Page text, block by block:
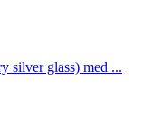
silver glass) med ...